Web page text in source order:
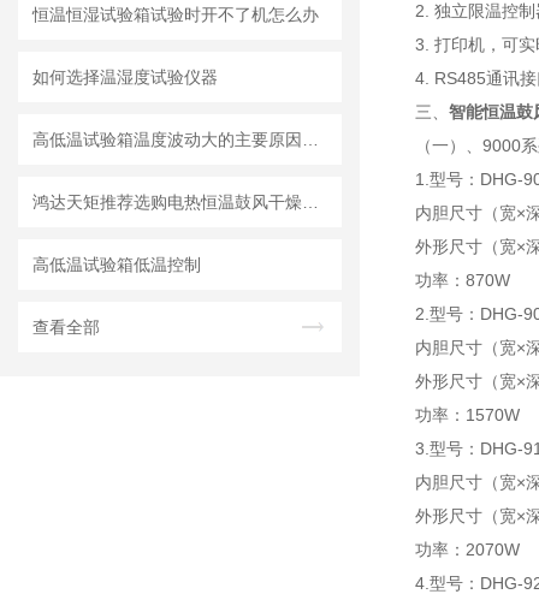
恒温恒湿试验箱试验时开不了机怎么办
如何选择温湿度试验仪器
高低温试验箱低温控制
查看全部
2. 独立限温控
3. 打印机，可
4. RS485通讯
三、 智能恒温鼓
（一）、9000
1.型号：DHG-
内胆尺寸（宽×
外形尺寸（宽×
功率：870W
2.型号：DHG-
内胆尺寸（宽×
外形尺寸（宽×
功率：1570W
3.型号：DHG-
内胆尺寸（宽×
外形尺寸（宽×
功率：2070W
4.型号：DHG-